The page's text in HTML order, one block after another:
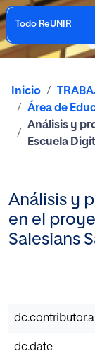
Todo ReUNIR
Inicio
Área de
Análisis y
Escuela
Análisis y
en el
Salesians
dc.date